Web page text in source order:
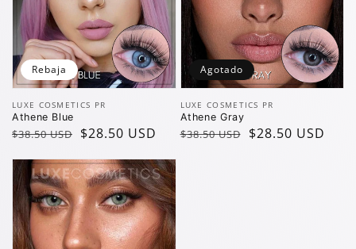
Vendedor:
LUXE COSMETICS PR
Athene Blue
Precio
$38.50 USD
Precio
oferta
$28.50 USD
Rebaja
Vendedor:
LUXE COSMETICS PR
Athene Gray
Precio
$38.50 USD
Precio
$28.50 USD
Agotado